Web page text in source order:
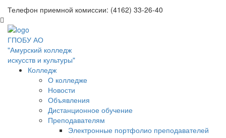
Телефон приемной комиссии: (4162) 33-26-40
ГПОБУ АО
"Амурский колледж
искусств и культуры"
Колледж
О колледже
Новости
Объявления
Дистанционное обучение
Преподавателям
Электронные портфолио преподавателей